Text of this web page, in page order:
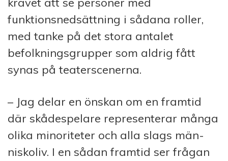
funktionsnedsättning i sådana roller,
med tanke på det stora antalet
befolkningsgrupper som aldrig fått
synas på teaterscenerna.
– Jag delar en önskan om en framtid
där skådespelare representerar många
olika minoriteter och alla slags män­
niskoliv. I en sådan framtid ser frågan